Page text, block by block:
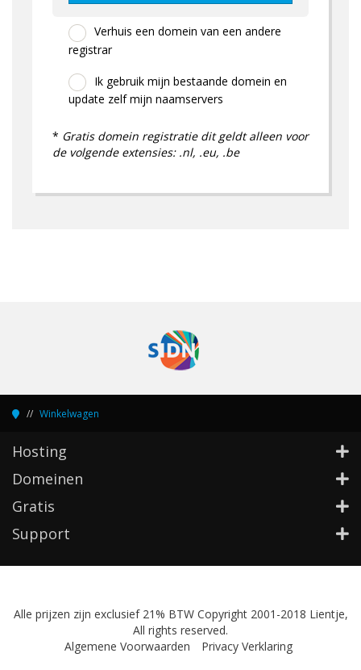
Verhuis een domein van een andere
registrar
Ik gebruik mijn bestaande domein en
update zelf mijn naamservers
* Gratis domein registratie dit geldt alleen voor
de volgende extensies: .nl, .eu, .be
Winkelwagen
Hosting
Domeinen
Gratis
Support
Alle prijzen zijn exclusief 21% BTW Copyright 2001-2018 Lientje,
All rights reserved.
Algemene Voorwaarden
Privacy Verklaring